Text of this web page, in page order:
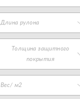
Длина рулона
Толщина защитного
покрытия
Вес/ м2